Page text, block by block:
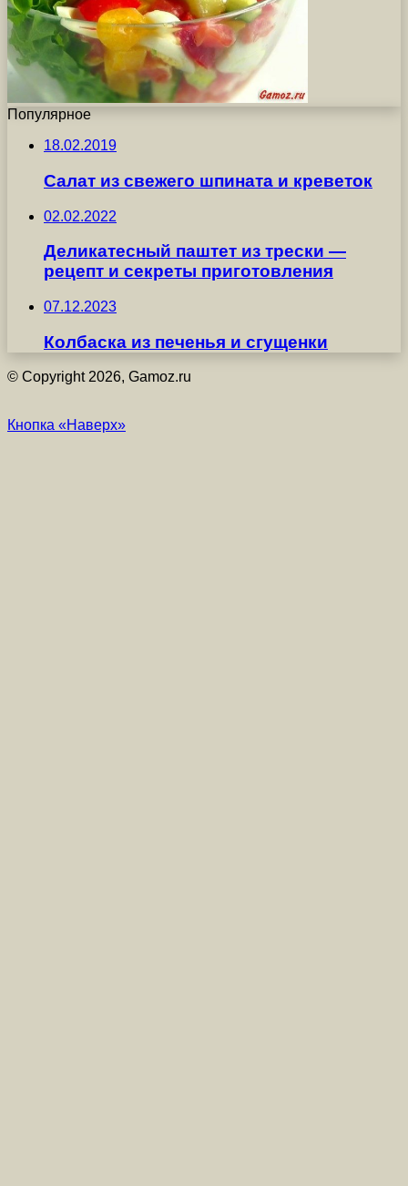
Популярное
18.02.2019
Салат из свежего шпината и креветок
02.02.2022
Деликатесный паштет из трески —
рецепт и секреты приготовления
07.12.2023
Колбаска из печенья и сгущенки
© Copyright 2026, Gamoz.ru
Кнопка «Наверх»